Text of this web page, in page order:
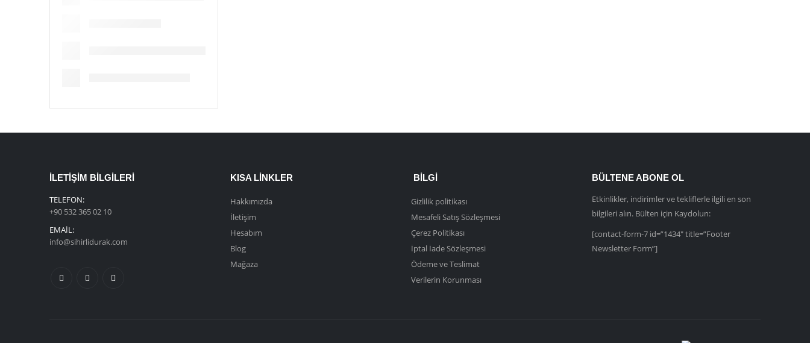
İLETIŞIM BILGILERI
TELEFON:
+90 532 365 02 10
EMAIL:
info@sihirlidurak.com
KISA LINKLER
Hakkımızda
İletişim
Hesabım
Blog
Mağaza
BILGI
Gizlilik politikası
Mesafeli Satış Sözleşmesi
Çerez Politikası
İptal İade Sözleşmesi
Ödeme ve Teslimat
Verilerin Korunması
BÜLTENE ABONE OL
Etkinlikler, indirimler ve tekliflerle ilgili en son
bilgileri alın. Bülten için Kaydolun:
[contact-form-7 id=”1434″ title=”Footer
Newsletter Form”]